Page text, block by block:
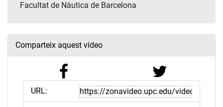
Facultat de Nàutica de Barcelona
Comparteix aquest vídeo
URL: